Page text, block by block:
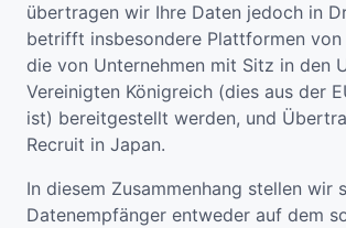
übertragen wir Ihre Daten jedoch in
betrifft insbesondere Plattformen
die von Unternehmen mit Sitz in den
Vereinigten Königreich (dies aus der
ist) bereitgestellt werden, und
Recruit in Japan.
In diesem Zusammenhang stellen wir
Datenempfänger entweder auf dem